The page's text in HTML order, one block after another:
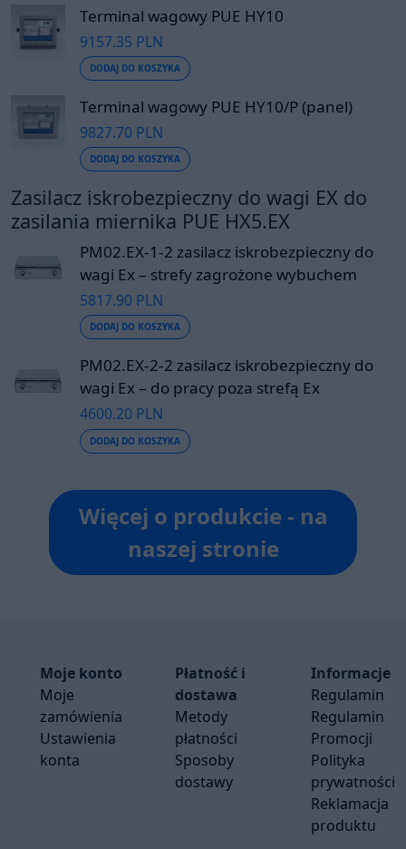
Terminal wagowy PUE HY10
9157.35 PLN
DODAJ DO KOSZYKA
Terminal wagowy PUE HY10/P (panel)
9827.70 PLN
DODAJ DO KOSZYKA
Zasilacz iskrobezpieczny do wagi EX do
zasilania miernika PUE HX5.EX
PM02.EX-1-2 zasilacz iskrobezpieczny do
wagi Ex – strefy zagrożone wybuchem
5817.90 PLN
DODAJ DO KOSZYKA
PM02.EX-2-2 zasilacz iskrobezpieczny do
wagi Ex – do pracy poza strefą Ex
4600.20 PLN
DODAJ DO KOSZYKA
Więcej o produkcie - na
naszej stronie
Moje konto
Moje
zamówienia
Ustawienia
konta
Płatność i
dostawa
Metody
płatności
Sposoby
dostawy
Informacje
Regulamin
Regulamin
Promocji
Polityka
prywatności
Reklamacja
produktu